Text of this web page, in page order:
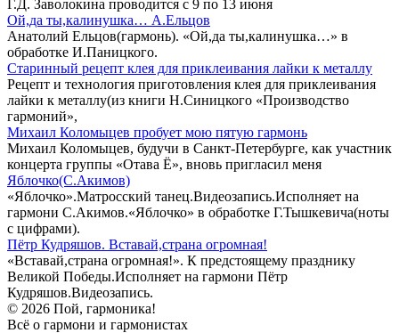
Г.Д. Заволокина проводится с 9 по 13 июня
Ой,да ты,калинушка… А.Ельцов
Анатолий Ельцов(гармонь). «Ой,да ты,калинушка…» в
обработке И.Паницкого.
Старинный рецепт клея для приклеивания лайки к металлу
Рецепт и технология приготовления клея для приклеивания
лайки к металлу(из книги Н.Синицкого «Производство
гармоний»,
Михаил Коломыцев пробует мою пятую гармонь
Михаил Коломыцев, будучи в Санкт-Петербурге, как участник
концерта группы «Отава Ё», вновь пригласил меня
Яблочко(С.Акимов)
«Яблочко».Матросский танец.Видеозапись.Исполняет на
гармони С.Акимов.«Яблочко» в обработке Г.Тышкевича(ноты
с цифрами).
Пётр Кудряшов. Вставай,страна огромная!
«Вставай,страна огромная!». К предстоящему празднику
Великой Победы.Исполняет на гармони Пётр
Кудряшов.Видеозапись.
© 2026 Пой, гармоника!
Всё о гармони и гармонистах